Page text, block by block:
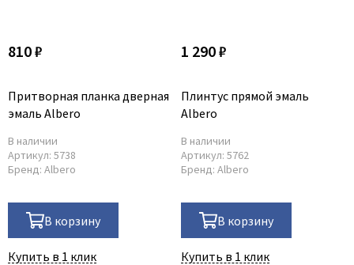
810 ₽
Притворная планка дверная
эмаль Albero
В наличии
Артикул: 5738
Бренд: Albero
В корзину
Купить в 1 клик
1 290 ₽
Плинтус прямой эмаль
Albero
В наличии
Артикул: 5762
Бренд: Albero
В корзину
Купить в 1 клик